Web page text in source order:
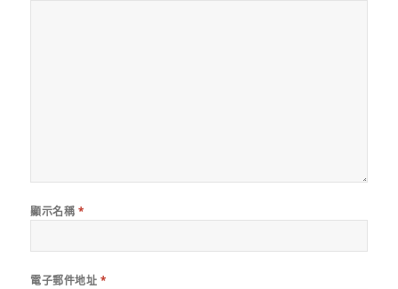
顯示名稱 *
電子郵件地址 *